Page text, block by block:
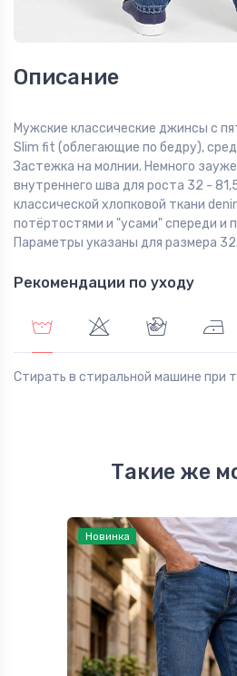
Описание
Мужские классические джинсы с
Slim fit (облегающие по бедру),
Застежка на молнии. Немного
внутреннего шва для роста 32 -
классической хлопковой ткани
потёртостями и "усами" спереди и
Параметры указаны для размера 32.
Рекомендации по уходу
Стирать в стиральной машине при
Такие же
Новинка